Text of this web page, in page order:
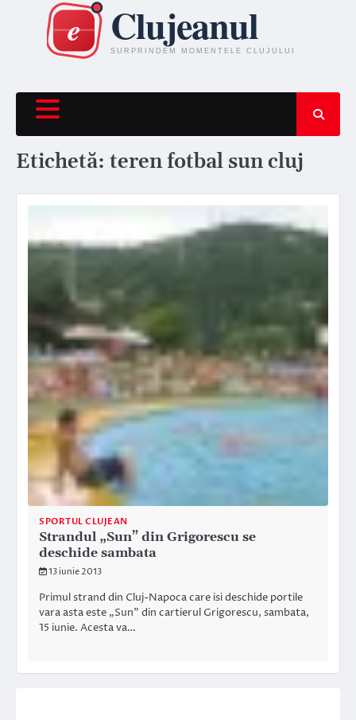
content
Etichetă: teren fotbal sun cluj
SPORTUL CLUJEAN
Strandul „Sun” din Grigorescu se
deschide sambata
13 iunie 2013
Primul strand din Cluj-Napoca care isi deschide portile
vara asta este „Sun” din cartierul Grigorescu, sambata,
15 iunie. Acesta va…